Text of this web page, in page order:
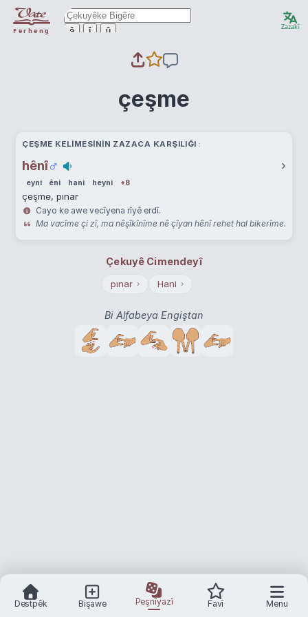
Ferheng ê î û Zazakî
çeşme
ÇEŞME KELIMESININ ZAZACA KARŞILIĞI
hênî ›
eyni êni hani heyni +8
çeşme, pınar
Cayo ke awe vecîyena rîyê erdî.
Ma vacîme çi zî, ma nêşîkînîme nê çîyan hênî rehet hal bikerîme.
Çekuyê Cimendeyî
pınar › Hani ›
Bi Alfabeya Engiştan
Destpêk Bişawe Peşnîyazî Favî Menu